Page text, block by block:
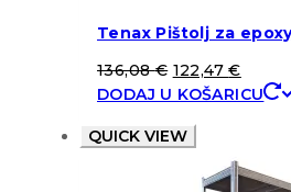
Tenax Pištolj za
136,08€ 122,47€
DODAJ U KOŠARICU
QUICK VIEW